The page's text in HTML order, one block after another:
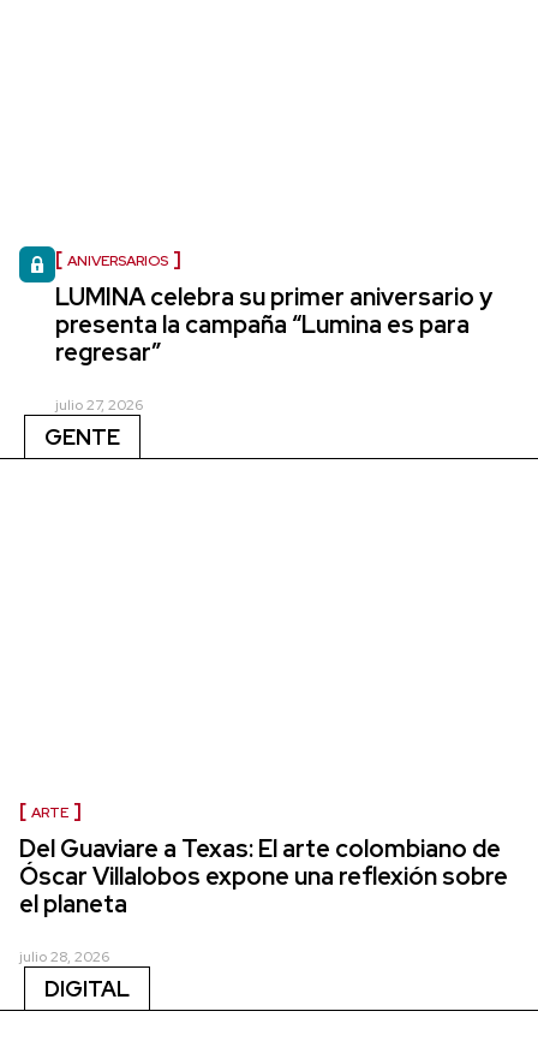
ANIVERSARIOS
LUMINA celebra su primer aniversario y
presenta la campaña “Lumina es para
regresar”
julio 27, 2026
GENTE
ARTE
Del Guaviare a Texas: El arte colombiano de
Óscar Villalobos expone una reflexión sobre
el planeta
julio 28, 2026
DIGITAL